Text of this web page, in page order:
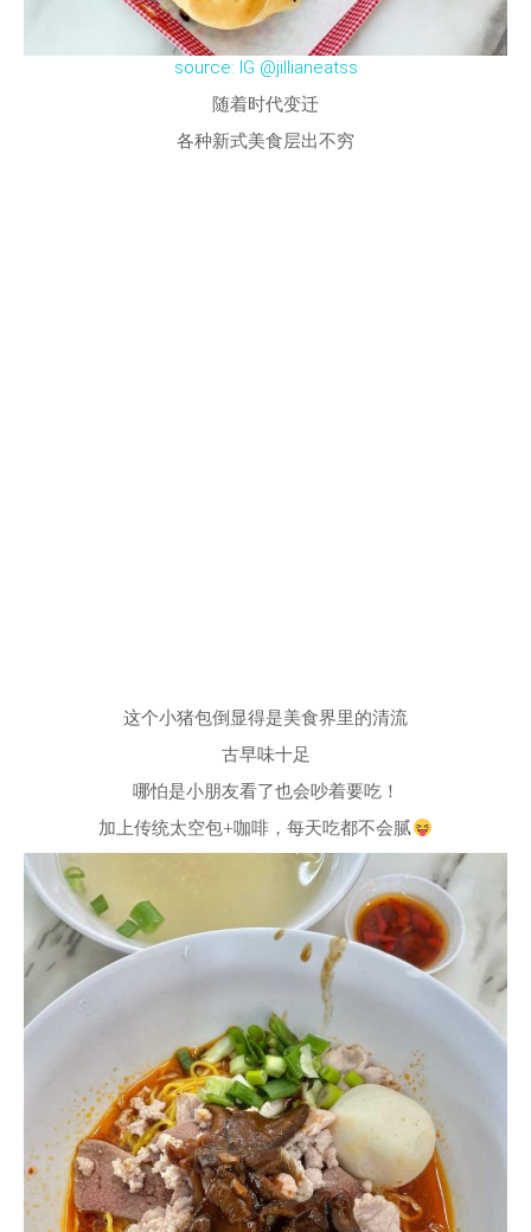
source: IG @jillianeatss
随着时代变迁
各种新式美食层出不穷
这个小猪包倒显得是美食界里的清流
古早味十足
哪怕是小朋友看了也会吵着要吃！
加上传统太空包+咖啡，每天吃都不会腻